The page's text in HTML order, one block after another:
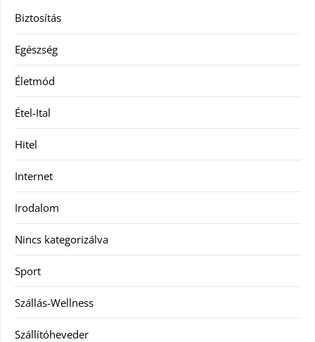
Biztosítás
Egészség
Életmód
Étel-Ital
Hitel
Internet
Irodalom
Nincs kategorizálva
Sport
Szállás-Wellness
Szállítóheveder